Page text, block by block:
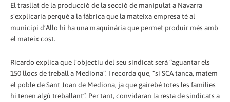
El trasllat de la producció de la secció de manipulat a Navarra
s’explicaria perquè a la fàbrica que la mateixa empresa té al
municipi d’Allo hi ha una maquinària que permet produir més amb
el mateix cost.
Ricardo explica que l’objectiu del seu sindicat serà “aguantar els
150 llocs de treball a Mediona”. I recorda que, “si SCA tanca, matem
el poble de Sant Joan de Mediona, ja que gairebé totes les famílies
hi tenen algú treballant”. Per tant, convidaran la resta de sindicats a